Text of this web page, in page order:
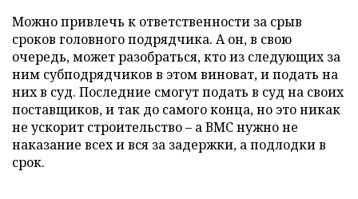
Можно привлечь к ответственности за срыв
сроков головного подрядчика. А он, в свою
очередь, может разобраться, кто из следующих за
ним субподрядчиков в этом виноват, и подать на
них в суд. Последние смогут подать в суд на своих
поставщиков, и так до самого конца, но это никак
не ускорит строительство – а ВМС нужно не
наказание всех и вся за задержки, а подлодки в
срок.